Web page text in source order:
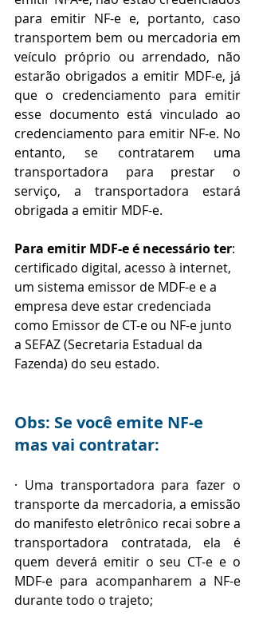
para emitir NF-e e, portanto, caso
transportem bem ou mercadoria em
veículo próprio ou arrendado, não
estarão obrigados a emitir MDF-e, já
que o credenciamento para emitir
esse documento está vinculado ao
credenciamento para emitir NF-e. No
entanto, se contratarem uma
transportadora para prestar o
serviço, a transportadora estará
obrigada a emitir MDF-e.
Para emitir MDF-e é necessário ter:
certificado digital, acesso à internet,
um sistema emissor de MDF-e e a
empresa deve estar credenciada
como Emissor de CT-e ou NF-e junto
a SEFAZ (Secretaria Estadual da
Fazenda) do seu estado.
Obs: Se você emite NF-e
mas vai contratar:
· Uma transportadora para fazer o
transporte da mercadoria, a emissão
do manifesto eletrônico recai sobre a
transportadora contratada, ela é
quem deverá emitir o seu CT-e e o
MDF-e para acompanharem a NF-e
durante todo o trajeto;